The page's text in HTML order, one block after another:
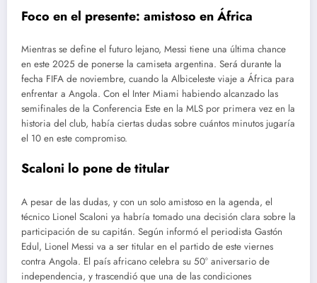
Foco en el presente: amistoso en África
Mientras se define el futuro lejano, Messi tiene una última chance
en este 2025 de ponerse la camiseta argentina. Será durante la
fecha FIFA de noviembre, cuando la Albiceleste viaje a África para
enfrentar a Angola. Con el Inter Miami habiendo alcanzado las
semifinales de la Conferencia Este en la MLS por primera vez en la
historia del club, había ciertas dudas sobre cuántos minutos jugaría
el 10 en este compromiso.
Scaloni lo pone de titular
A pesar de las dudas, y con un solo amistoso en la agenda, el
técnico Lionel Scaloni ya habría tomado una decisión clara sobre la
participación de su capitán. Según informó el periodista Gastón
Edul, Lionel Messi va a ser titular en el partido de este viernes
contra Angola. El país africano celebra su 50° aniversario de
independencia, y trascendió que una de las condiciones